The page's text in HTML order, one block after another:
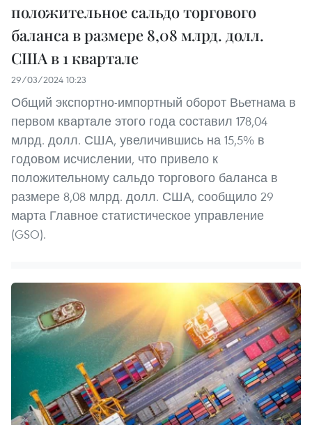
положительное сальдо торгового
баланса в размере 8,08 млрд. долл.
США в 1 квартале
29/03/2024 10:23
Общий экспортно-импортный оборот Вьетнама в
первом квартале этого года составил 178,04
млрд. долл. США, увеличившись на 15,5% в
годовом исчислении, что привело к
положительному сальдо торгового баланса в
размере 8,08 млрд. долл. США, сообщило 29
марта Главное статистическое управление
(GSO).